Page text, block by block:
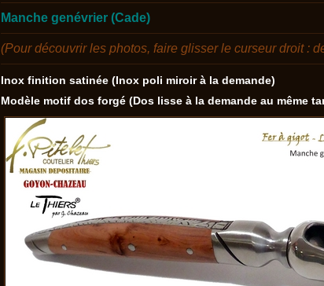
Manche genévrier (Cade)
(Pour découvrir les photos, faire glisser le curseur droit :
Inox finition satinée (Inox poli miroir à la demande)
Modèle motif dos forgé (Dos lisse à la demande au même